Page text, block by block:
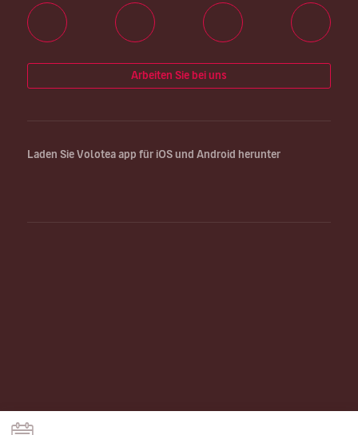
Arbeiten Sie bei uns
Laden Sie Volotea app für iOS und Android herunter